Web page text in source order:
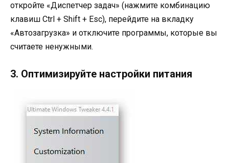
откройте «Диспетчер задач» (нажмите комбинацию
клавиш Ctrl + Shift + Esc), перейдите на вкладку
«Автозагрузка» и отключите программы, которые вы
считаете ненужными.
3. Оптимизируйте настройки питания